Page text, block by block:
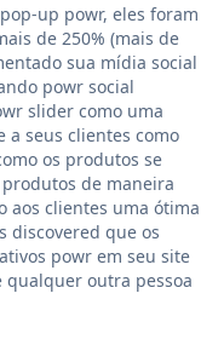
up powr, eles foram
de 250% (mais de
sua mídia social
powr social
slider como uma
seus clientes como
os produtos se
de maneira
aos clientes uma ótima
discovered que os
powr em seu site
qualquer outra pessoa